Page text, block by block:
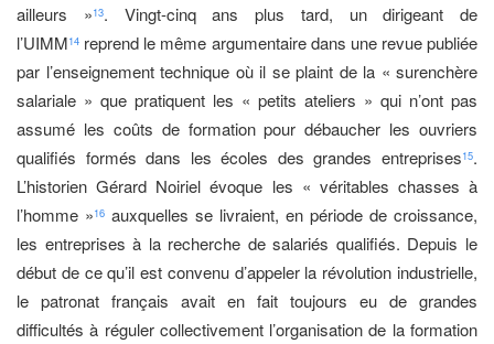
ailleurs »13. Vingt-cinq ans plus tard, un dirigeant de
l’UIMM14 reprend le même argumentaire dans une revue publiée
par l’enseignement technique où il se plaint de la « surenchère
salariale » que pratiquent les « petits ateliers » qui n’ont pas
assumé les coûts de formation pour débaucher les ouvriers
qualifiés formés dans les écoles des grandes entreprises15.
L’historien Gérard Noiriel évoque les « véritables chasses à
l’homme »16 auxquelles se livraient, en période de croissance,
les entreprises à la recherche de salariés qualifiés. Depuis le
début de ce qu’il est convenu d’appeler la révolution industrielle,
le patronat français avait en fait toujours eu de grandes
difficultés à réguler collectivement l’organisation de la formation